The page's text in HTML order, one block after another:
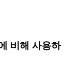
비해 사용하